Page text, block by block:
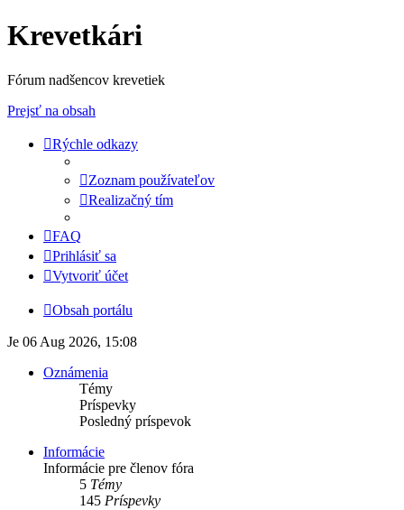
Krevetkári
Fórum nadšencov krevetiek
Prejsť na obsah
Rýchle odkazy
Zoznam používateľov
Realizačný tím
FAQ
Prihlásiť sa
Vytvoriť účet
Obsah portálu
Je 06 Aug 2026, 15:08
Oznámenia
Témy
Príspevky
Posledný príspevok
Informácie
Informácie pre členov fóra
5 Témy
145 Príspevky